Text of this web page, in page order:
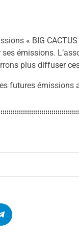
« BIG CACTUS
émissions.
plus diffuser
futures